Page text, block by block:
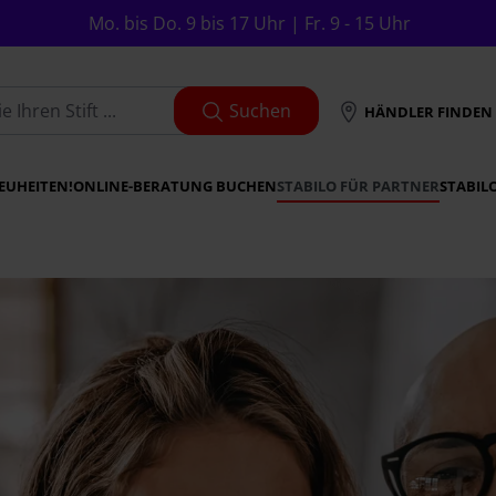
Mo. bis Do. 9 bis 17 Uhr | Fr. 9 - 15 Uhr
Suchen HÄNDLER FINDEN
ONLINE-BERATUNG BUCHENSTABILO FÜR PARTNER